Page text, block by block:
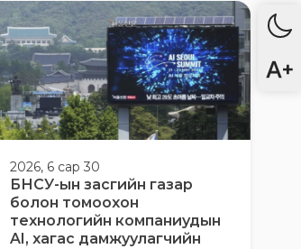
2026, 6 сар 30
БНСУ-ын засгийн газар
болон томоохон
технологийн компаниудын
AI, хагас дамжуулагчийн